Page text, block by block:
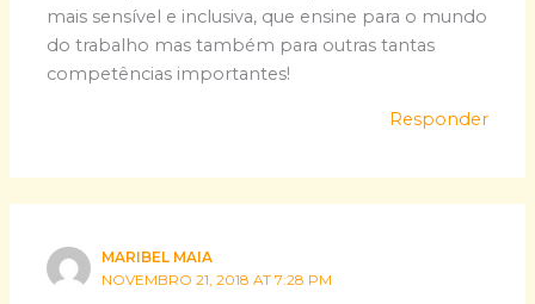
mais sensível e inclusiva, que ensine para o mundo
do trabalho mas também para outras tantas
competências importantes!
Responder
MARIBEL MAIA
NOVEMBRO 21, 2018 AT 7:28 PM